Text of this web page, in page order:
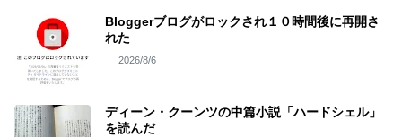
Bloggerブログがロックされ１０時間後に再開さ
れた
2026/8/6
ディーン・クーンツの中篇小説「ハードシェル」
を読んだ